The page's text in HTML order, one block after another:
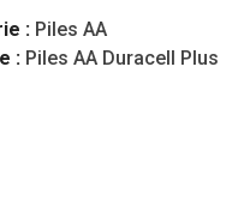
: Piles AA
: Piles AA Duracell Plus